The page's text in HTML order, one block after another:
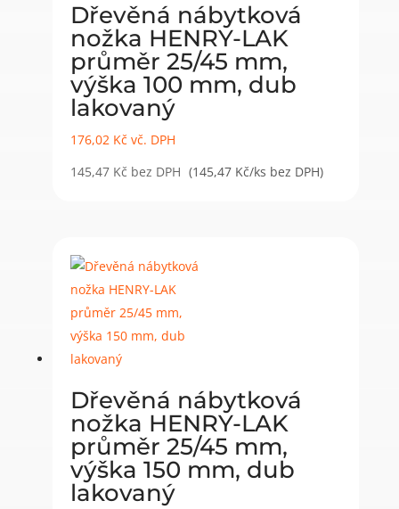
Dřevěná nábytková
nožka HENRY-LAK
průměr 25/45 mm,
výška 100 mm, dub
lakovaný
176,02 Kč vč. DPH
145,47 Kč bez DPH (145,47 Kč/ks bez DPH)
Dřevěná nábytková
nožka HENRY-LAK
průměr 25/45 mm,
výška 150 mm, dub
lakovaný